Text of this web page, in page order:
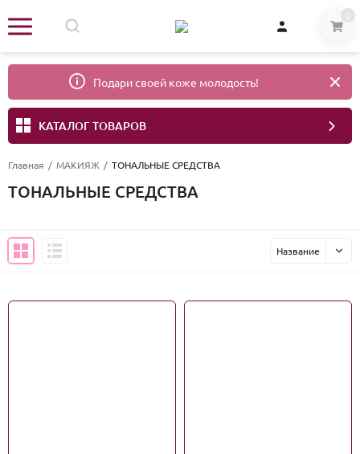
0
Подари своей коже молодость!
КАТАЛОГ ТОВАРОВ
Главная / МАКИЯЖ / ТОНАЛЬНЫЕ СРЕДСТВА
ТОНАЛЬНЫЕ СРЕДСТВА
Название